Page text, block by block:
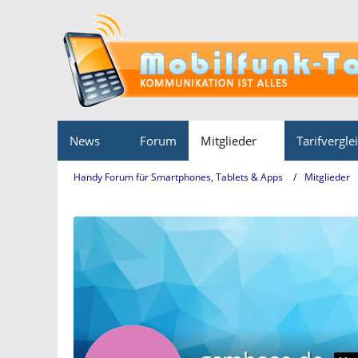
News Forum Mitglieder
Handy Forum für Smartphones, Tablets & Apps Mitglieder